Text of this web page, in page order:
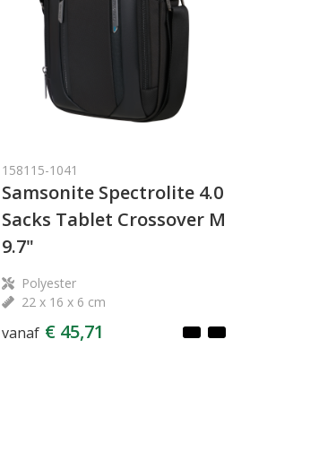
158115-1041
Samsonite Spectrolite 4.0
Sacks Tablet Crossover M
9.7"
Polyester
22 x 16 x 6 cm
vanaf € 45,71